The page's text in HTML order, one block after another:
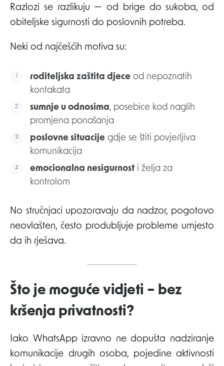
Razlozi se razlikuju — od brige do sukoba, od
obiteljske sigurnosti do poslovnih potreba.
Neki od najčešćih motiva su:
roditeljska zaštita djece od nepoznatih
kontakata
sumnje u odnosima, posebice kod naglih
promjena ponašanja
poslovne situacije gdje se štiti povjerljiva
komunikacija
emocionalna nesigurnost i želja za
kontrolom
No stručnjaci upozoravaju da nadzor, pogotovo
neovlašten, često produbljuje probleme umjesto
da ih rješava.
Što je moguće vidjeti – bez
kršenja privatnosti?
Iako WhatsApp izravno ne dopušta nadziranje
komunikacije drugih osoba, pojedine aktivnosti